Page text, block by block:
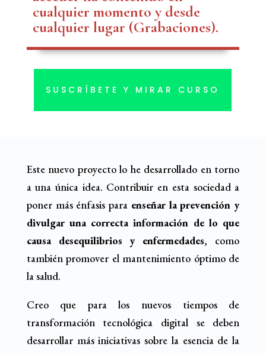
cualquier momento y desde
cualquier lugar (Grabaciones).
SUSCRÍBETE Y MIRAR CURSO
Este nuevo proyecto lo he desarrollado en torno
a una única idea. Contribuir en esta sociedad a
poner más énfasis para enseñar la prevención y
divulgar una correcta información de lo que
causa desequilibrios y enfermedades, como
también promover el mantenimiento óptimo de
la salud.
Creo que para los nuevos tiempos de
transformación tecnológica digital se deben
desarrollar más iniciativas sobre la esencia de la